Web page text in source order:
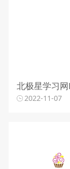
北极星学习
2022-11-07